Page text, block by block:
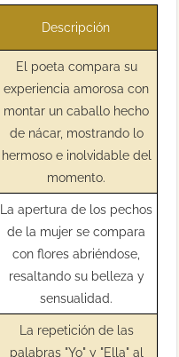
Descripción
El poeta compara su
experiencia amorosa con
montar un caballo hecho
de nácar, mostrando lo
hermoso e inolvidable del
momento.
La apertura de los pechos
de la mujer se compara
con flores abriéndose,
resaltando su belleza y
sensualidad.
La repetición de las
palabras "Yo" y "Ella" al